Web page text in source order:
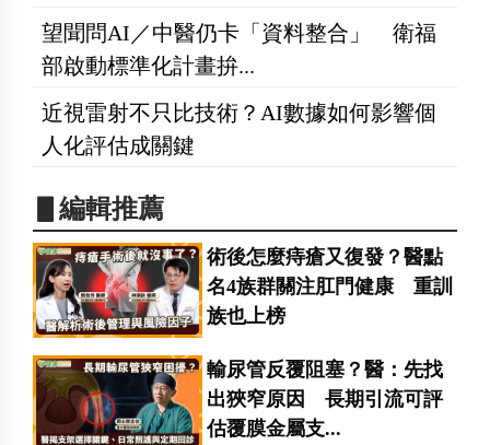
望聞問AI／中醫仍卡「資料整合」 衛福
部啟動標準化計畫拚...
近視雷射不只比技術？AI數據如何影響個
人化評估成關鍵
▋編輯推薦
術後怎麼痔瘡又復發？醫點
名4族群關注肛門健康 重訓
族也上榜
輸尿管反覆阻塞？醫：先找
出狹窄原因 長期引流可評
估覆膜金屬支...